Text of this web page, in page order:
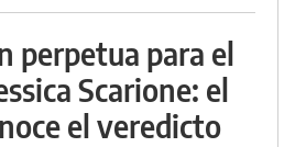
perpetua para el
Scarione: el
el veredicto